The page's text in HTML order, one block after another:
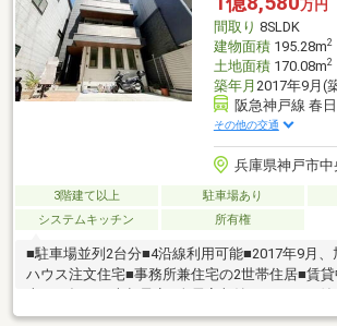
ご確認ください♪
万円
間取り 8SLDK
建物面積195.28m2
土地面積170.08m2
築年月 2017年9月(
阪急神戸線 春
その他の交通
兵庫県神戸市中
3階建て以上 駐車場あり
システムキッチン
所有権
■駐車場並列2台分■4沿線利用可能■2017年9月
ハウス注文住宅■事務所兼住宅の2世帯住居■賃貸
米と一括して売却予定■全居室収納・エアコン付
2ヶ所、トイレ4ヶ所、設備充実 ■両面バルコニ